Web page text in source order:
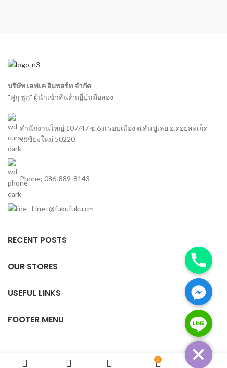
บริษัท เอฟเค อิมพอร์ท จำกัด
"ฟูกุ ฟูกุ" ผู้นำเข้าสินค้าญี่ปุ่นมือสอง
สำนักงานใหญ่ 107/47 ซ.6 ถ.รอบเมือง ต.สันปูเลย อ.ดอยสะเก็ด
จ.เชียงใหม่ 50220
Phone: 086-889-8143
Line: @fukufuku.cm
RECENT POSTS
OUR STORES
USEFUL LINKS
FOOTER MENU
Based on TopChiangmai theme ผู้นำเข้าสินค้าญี่ปุ่นมือสอง
0
Hide
chaty